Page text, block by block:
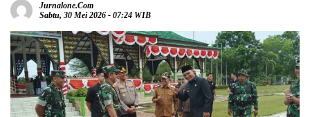
Jurnalone.com
Sabtu, 30 Mei 2026 - 07:24 WIB